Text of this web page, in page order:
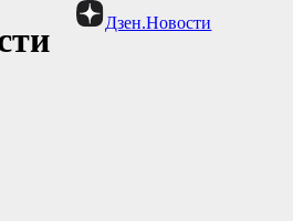
Дзен.Новости